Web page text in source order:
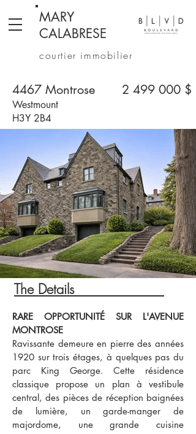
MARY
CALABRESE
courtier immobilier
4467 Montrose 2 499 000 $
Westmount
H3Y 2B4
5 chambres | 2+2 salles de bain | 3 071 pi²
- AI Generated
The Details
RARE OPPORTUNITÉ SUR L'AVENUE
MONTROSE
Ravissante demeure en pierre des années
1920 sur trois étages, à quelques pas du
parc King George. Cette résidence
classique propose un plan à vestibule
central, des pièces de réception baignées
de lumière, un garde-manger de
majordome, une grande cuisine